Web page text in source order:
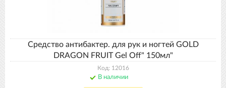
Средство антибактер. для рук и ногтей GOLD
DRAGON FRUIT Gel Off" 150мл"
Код: 12016
В наличии